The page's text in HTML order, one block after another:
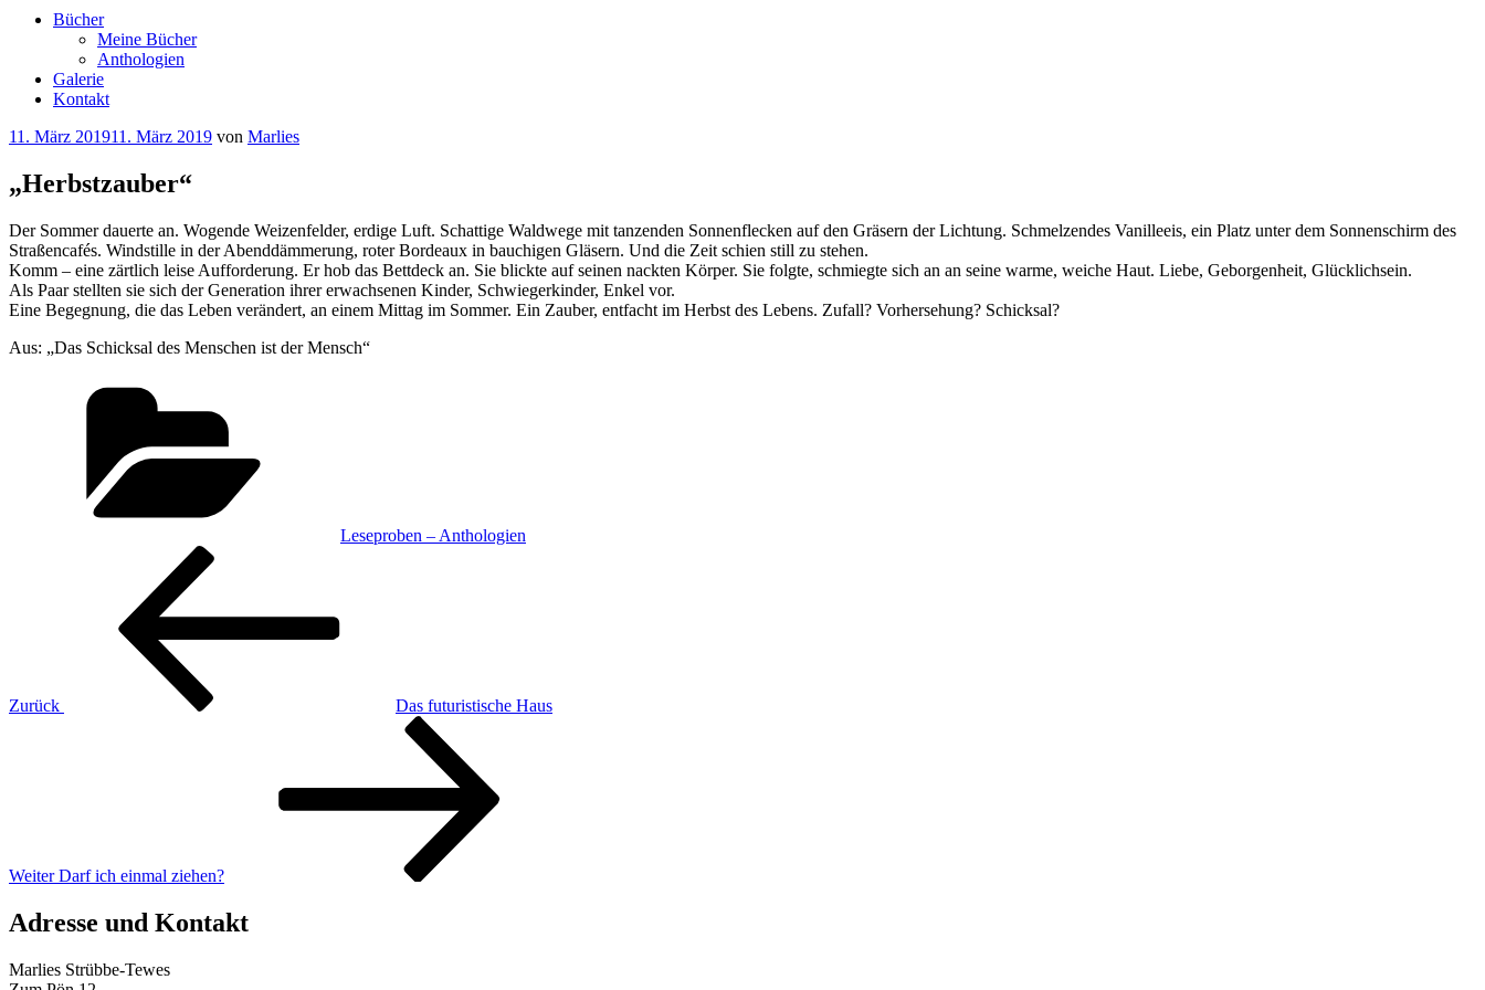
Bücher
Meine Bücher
Anthologien
Galerie
Kontakt
Veröffentlicht
11. März 201911. März 2019 von Marlies
„Herbstzauber“
Der Sommer dauerte an. Wogende Weizenfelder, erdige Luft. Schattige Waldwege mit tanzenden Sonnenflecken auf den Gräsern der Lichtung. Schmelzendes Vanilleeis, ein Platz unter dem Sonnenschirm des
Straßencafés. Windstille in der Abenddämmerung, roter Bordeaux in bauchigen Gläsern. Und die Zeit schien still zu stehen.
Komm – eine zärtlich leise Aufforderung. Er hob das Bettdeck an. Sie blickte auf seinen nackten Körper. Sie folgte, schmiegte sich an an seine warme, weiche Haut. Liebe, Geborgenheit, Glücklichsein.
Als Paar stellten sie sich der Generation ihrer erwachsenen Kinder, Schwiegerkinder, Enkel vor.
Eine Begegnung, die das Leben verändert, an einem Mittag im Sommer. Ein Zauber, entfacht im Herbst des Lebens. Zufall? Vorhersehung? Schicksal?
Aus: „Das Schicksal des Menschen ist der Mensch“
Leseproben – Anthologien
Beitragsnavigation
Zurück
Das futuristische Haus
Weiter Darf ich einmal ziehen?
Adresse und Kontakt
Marlies Strübbe-Tewes